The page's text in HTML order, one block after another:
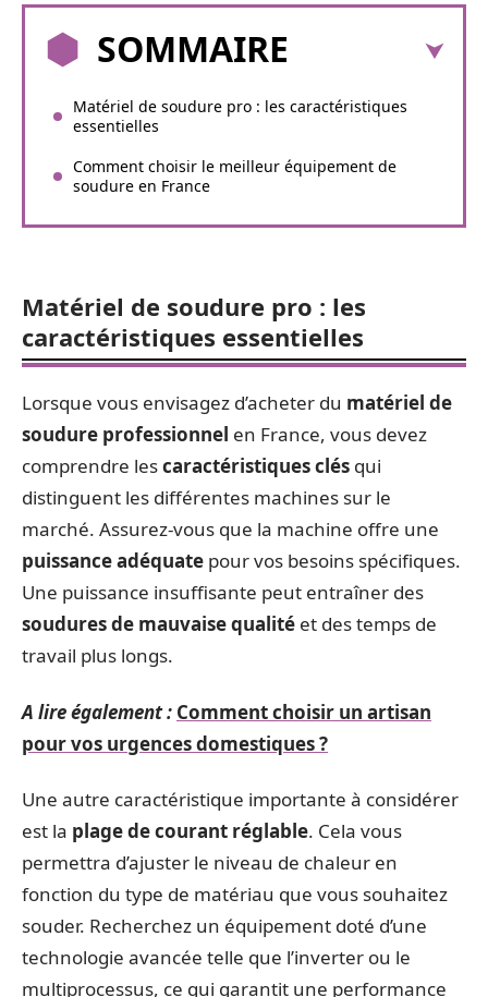
SOMMAIRE
Matériel de soudure pro : les caractéristiques
essentielles
Comment choisir le meilleur équipement de
soudure en France
Matériel de soudure pro : les
caractéristiques essentielles
Lorsque vous envisagez d’acheter du matériel de
soudure professionnel en France, vous devez
comprendre lescaractéristiques clés qui
distinguent les différentes machines sur le
marché. Assurez-vous que la machine offre une
puissance adéquate pour vos besoins spécifiques.
Une puissance insuffisante peut entraîner des
soudures de mauvaise qualité et des temps de
travail plus longs.
A lire également : Comment choisir un artisan
pour vos urgences domestiques ?
Une autre caractéristique importante à considérer
est la plage de courant réglable. Cela vous
permettra d’ajuster le niveau de chaleur en
fonction du type de matériau que vous souhaitez
souder. Recherchez un équipement doté d’une
technologie avancée telle que l’inverter ou le
multiprocessus, ce qui garantit une performance